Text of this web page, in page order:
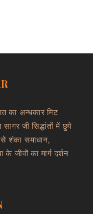
का अन्धकार मिट
जी सिद्धांतों में छुपे
से शंका समाधान,
जीवों का मार्ग दर्शन